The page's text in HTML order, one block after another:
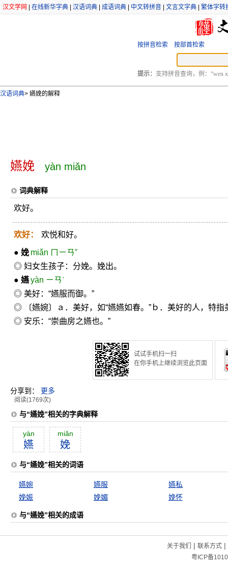
汉文学网 在线新华字典 汉语词典 成语词典 中文转拼音 文言文字典 繁体字转
按拼音检索 按部首检索
提示： 支持拼音查询，例：“wen
汉语词典> 嬿娩的解释
嬿娩 yàn miǎn
词典解释
欢好。
欢好： 欢悦和好。
● 娩 miǎn ㄇㄧㄢˇ
◎ 妇女生孩子：分娩。娩出。
● 嬿yàn ㄧㄢˋ
◎ 美好：“嬿服而御。”
◎ 〔嬿婉〕ａ．美好，如“嬿嬿如春。”ｂ．美好的人，特指
◎ 安乐：“崇曲房之嬿也。”
试试手机扫一扫
在你手机上继续浏览此页面
分享到： 更多
阅读(1769次)
与“嬿娩”相关的字典解释
yàn
嬿
miăn
娩
与“嬿娩”相关的词语
嬿婉 嬿服
嬿私
娩娠
娩媚 娩怀
与“嬿娩”相关的成语
关于我们 | 联系方式|
粤ICP备